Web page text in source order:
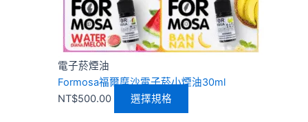
電子菸煙油
Formosa福爾摩沙電子菸小煙油30ml
NT$500.00 選擇規格
在
產
品
頁
選